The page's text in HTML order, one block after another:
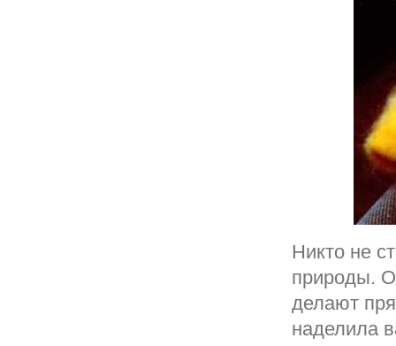
Никто не
природы.
делают
наделила